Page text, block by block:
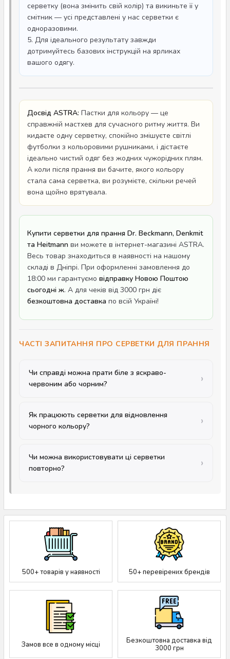
серветку (вона змінить свій колір) та викиньте її у
смітник — усі представлені у нас серветки є
одноразовими.
5. Для ідеального результату завжди
дотримуйтесь базових інструкцій на ярликах
вашого одягу.
Досвід ASTRA: Пастки для кольору — це
справжній мастхев для сучасного ритму життя. Ви
кидаєте одну серветку, спокійно змішуєте світлі
футболки з кольоровими рушниками, і дістаєте
ідеально чистий одяг без жодних чужорідних плям.
А коли після прання ви бачите, якого кольору
стала сама серветка, ви розумієте, скільки речей
вона щойно врятувала.
Купити серветки для прання Dr. Beckmann, Denkmit
та Heitmann ви можете в інтернет-магазині ASTRA.
Весь товар знаходиться в наявності на нашому
складі в Дніпрі. При оформленні замовлення до
18:00 ми гарантуємо відправку Новою Поштою
сьогодні ж. А для чеків від 3000 грн діє
безкоштовна доставка по всій Україні!
ЧАСТІ ЗАПИТАННЯ ПРО СЕРВЕТКИ ДЛЯ ПРАННЯ
Чи справді можна прати біле з яскраво-
червоним або чорним?
Як працюють серветки для відновлення
чорного кольору?
Чи можна використовувати ці серветки
повторно?
500+ товарів у наявності 50+ перевірених брендів
Замов все в одному місці
Безкоштовна доставка від
3000 грн